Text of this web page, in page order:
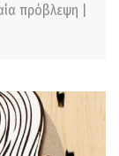
πρόβλεψη |